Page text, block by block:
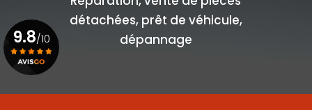
détachées, prêt de véhicule,
dépannage
9.8/10